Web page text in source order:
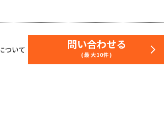
ついて 問い合わせる
(最大10件)